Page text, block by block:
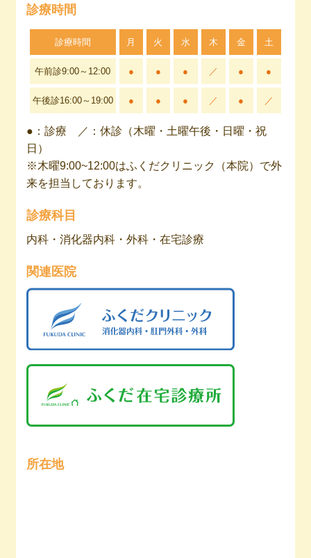
診療時間
診療時間 月 火 水 木 金 土
午前診9:00～ 12:00 ● ● ● ／ ● ●
午後診16:00～ 19:00 ● ● ● ／ ● ／
●：診療 ／：休診（木曜・土曜午後・日曜・祝
日）
※木曜9:00~12:00はふくだクリニック（本院）で外
来を担当しております。
診療科目
内科・消化器内科・外科・在宅診療
関連医院
所在地